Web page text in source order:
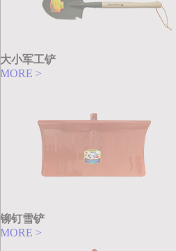
大小军工铲
MORE >
铆钉雪铲
MORE >